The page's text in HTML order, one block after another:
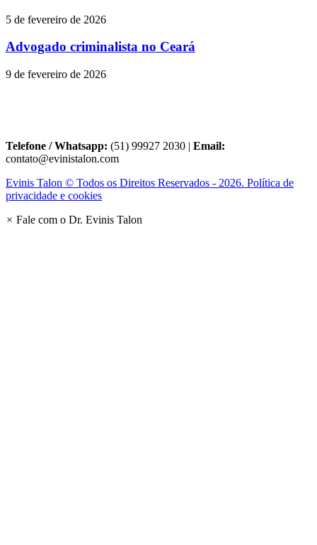
5 de fevereiro de 2026
Advogado criminalista no Ceará
9 de fevereiro de 2026
Telefone / Whatsapp: (51) 99927 2030 | Email:
contato@evinistalon.com
Evinis Talon © Todos os Direitos Reservados - 2026. Política de
privacidade e cookies
× Fale com o Dr. Evinis Talon